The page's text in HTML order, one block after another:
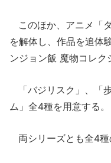
このほか、アニメ「
を解体し、作品を追体
ンジョン飯 魔物コレク
「バジリスク」、「
ム」全4種を用意する。
両シリーズとも全4種